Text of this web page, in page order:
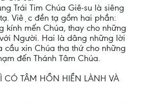
Trái Tim Chúa Giê-su là siêng
Việc đền tạ gồm hai phần:
mến Chúa, thay cho những
Người. Hai là dâng những lời
cầu xin Chúa tha thứ cho những
đến Thánh Tâm Chúa.
CÓ TÂM HỒN HIỀN LÀNH VÀ